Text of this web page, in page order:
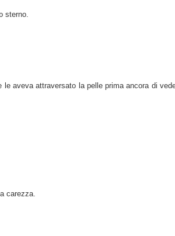
sterno.
aveva attraversato la pelle prima ancora di
carezza.